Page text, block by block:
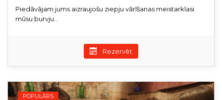
Piedāvājam jums aizraujošu ziepju vārīšanas meistarklasi
mūsu burvju...
Rezervēt
POPULĀRS